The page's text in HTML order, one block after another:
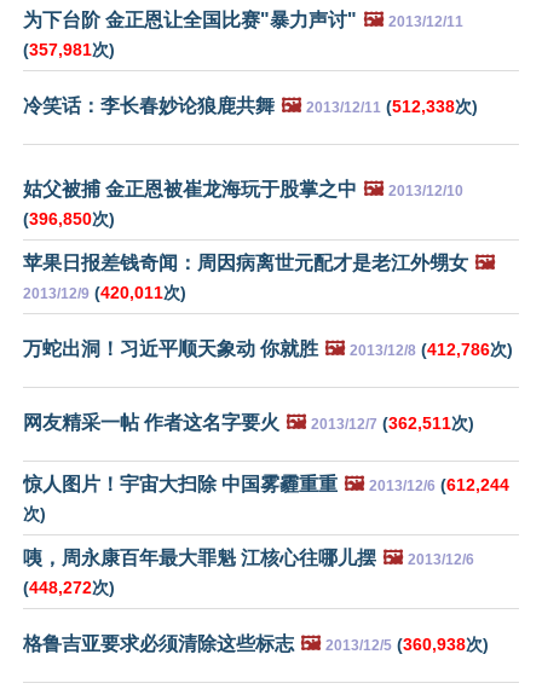
为下台阶 金正恩让全国比赛"暴力声讨" 🖼️ 2013/12/11
(357,981次)
冷笑话：李长春妙论狼鹿共舞 🖼️ 2013/12/11 (512,338次)
姑父被捕 金正恩被崔龙海玩于股掌之中 🖼️ 2013/12/10
(396,850次)
苹果日报差钱奇闻：周因病离世元配才是老江外甥女 🖼️
2013/12/9 (420,011次)
万蛇出洞！习近平顺天象动 你就胜 🖼️ 2013/12/8 (412,786次)
网友精采一帖 作者这名字要火 🖼️ 2013/12/7 (362,511次)
惊人图片！宇宙大扫除 中国雾霾重重 🖼️ 2013/12/6 (612,244
次)
咦，周永康百年最大罪魁 江核心往哪儿摆 🖼️ 2013/12/6
(448,272次)
格鲁吉亚要求必须清除这些标志 🖼️ 2013/12/5 (360,938次)